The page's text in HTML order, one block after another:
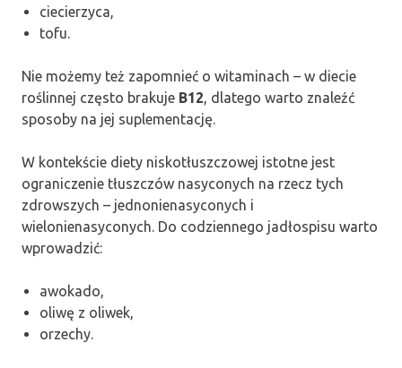
ciecierzyca,
tofu.
Nie możemy też zapomnieć o witaminach – w diecie
roślinnej często brakuje B12, dlatego warto znaleźć
sposoby na jej suplementację.
W kontekście diety niskotłuszczowej istotne jest
ograniczenie tłuszczów nasyconych na rzecz tych
zdrowszych – jednonienasyconych i
wielonienasyconych. Do codziennego jadłospisu warto
wprowadzić:
awokado,
oliwę z oliwek,
orzechy.